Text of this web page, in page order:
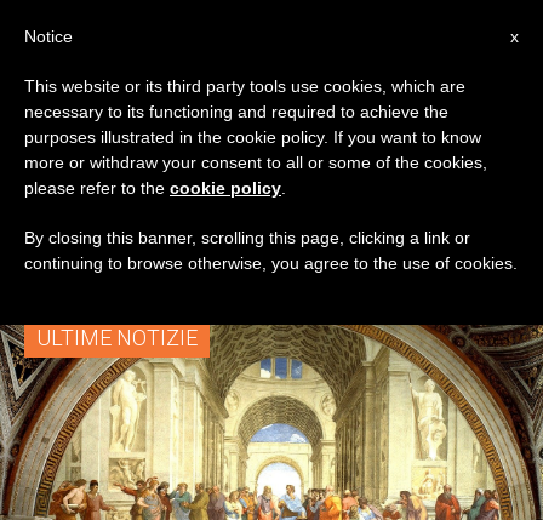
TAG
Posts Tagged
‘vicariato Di Roma’
ULTIME NOTIZIE
x
Notice
This website or its third party tools use cookies, which are
necessary to its functioning and required to achieve the
purposes illustrated in the cookie policy. If you want to know
more or withdraw your consent to all or some of the cookies,
please refer to the cookie policy
By closing this banner, scrolling this page, clicking a link or
continuing to browse otherwise, you agree to the use of cookies.